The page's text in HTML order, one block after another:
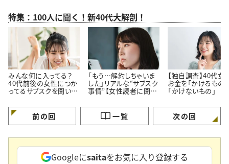
特集：100人に聞く！新40代大解剖！
みんな何に入ってる？
40代前後の女性につか
ってるサブスクを聞いて
「もう…解約しちゃいま
した」リアルな“サブスク
事情”【女性読者に聞い
【独自調査】40代女
お金を「かけるもの」
「かけないもの」
前の回 一覧 次の回
Googleにsaitaをお気に入り登録する